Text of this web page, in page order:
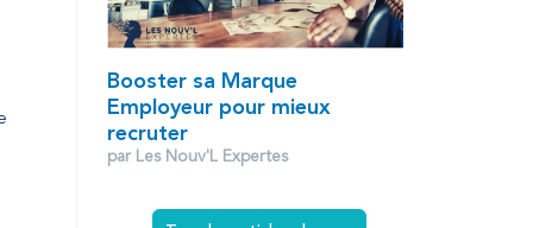
Booster sa Marque
Employeur pour mieux
recruter
par Les Nouv'L Expertes